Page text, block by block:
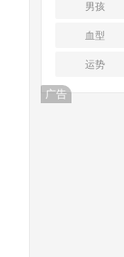
男孩
血型
运势
广告